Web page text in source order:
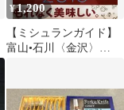
¥1,200
【ミシュランガイド】
富山•石川〈金沢〉